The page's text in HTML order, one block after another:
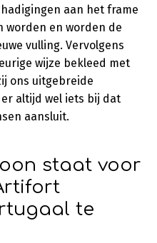
aan het frame
worden en worden de
vulling. Vervolgens
wijze bekleed met
ons uitgebreide
altijd wel iets bij dat
aansluit.
staat voor
te